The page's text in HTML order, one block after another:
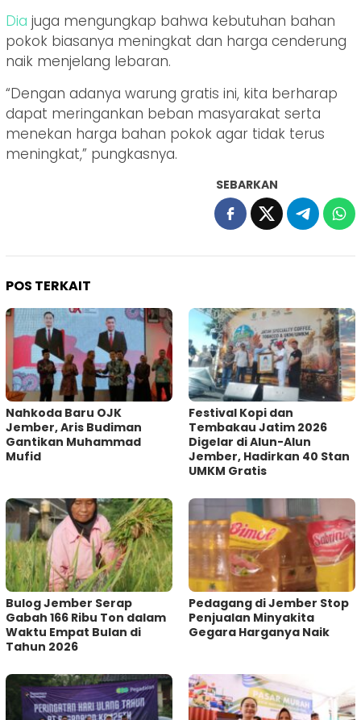
Dia juga mengungkap bahwa kebutuhan bahan
pokok biasanya meningkat dan harga cenderung
naik menjelang lebaran.
“Dengan adanya warung gratis ini, kita berharap
dapat meringankan beban masyarakat serta
menekan harga bahan pokok agar tidak terus
meningkat,” pungkasnya.
SEBARKAN
POS TERKAIT
Nahkoda Baru OJK
Jember, Aris Budiman
Gantikan Muhammad
Mufid
Festival Kopi dan
Tembakau Jatim 2026
Digelar di Alun-Alun
Jember, Hadirkan 40 Stan
UMKM Gratis
Bulog Jember Serap
Gabah 166 Ribu Ton dalam
Waktu Empat Bulan di
Tahun 2026
Pedagang di Jember Stop
Penjualan Minyakita
Gegara Harganya Naik